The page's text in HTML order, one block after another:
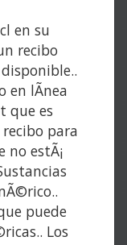
en su
recibo
en lÃ­nea
que es
para
no estÃ¡
puede
Los